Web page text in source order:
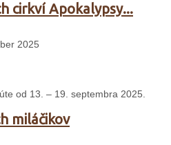
cirkví Apokalypsy...
2025
od 13. – 19. septembra 2025.
miláčikov